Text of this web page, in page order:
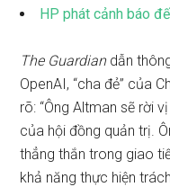
HP phát cảnh báo
The Guardiandẫn
OpenAI, “cha đẻ” của
rõ: “Ông Altman sẽ rời
của hội đồng quản trị.
thẳng thắn trong giao
khả năng thực hiện